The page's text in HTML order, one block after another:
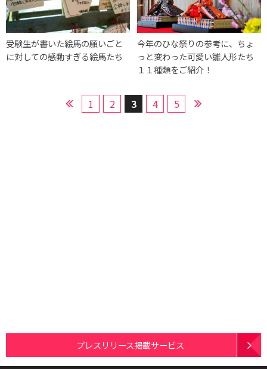
受験生が書いた絵馬の願いごと
に対しての感動すぎる絵馬たち
今年のひな祭りの参考に、ちょ
っと変わった可愛い雛人形たち
１１種類をご紹介！
1 2 3 4 5
プレスリリース掲載サービス